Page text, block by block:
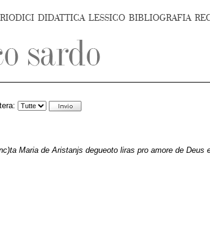
DIDATTICA LESSICO BIBLIOGRAFIA
Maria de Aristanjs degueoto liras pro amore de Deus